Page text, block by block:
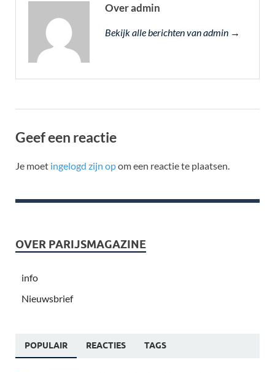
Over admin
Bekijk alle berichten van admin →
Geef een reactie
Je moet ingelogd zijn opom een reactie te plaatsen.
OVER PARIJSMAGAZINE
info
Nieuwsbrief
POPULAIR REACTIES TAGS